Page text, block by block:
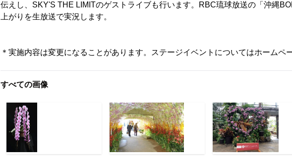
伝えし、SKY'S THE LIMITのゲストライブも行います。RBC琉球放送の「沖縄
上がりを生放送で実況します。
＊実施内容は変更になることがあります。ステージイベントについてはホームペ
すべての画像